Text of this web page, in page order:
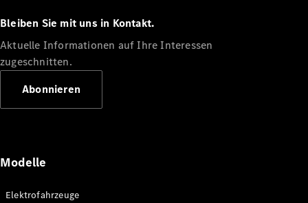
Bleiben Sie mit uns in Kontakt.
Aktuelle Informationen auf Ihre Interessen
zugeschnitten.
Abonnieren
Modelle
Elektrofahrzeuge